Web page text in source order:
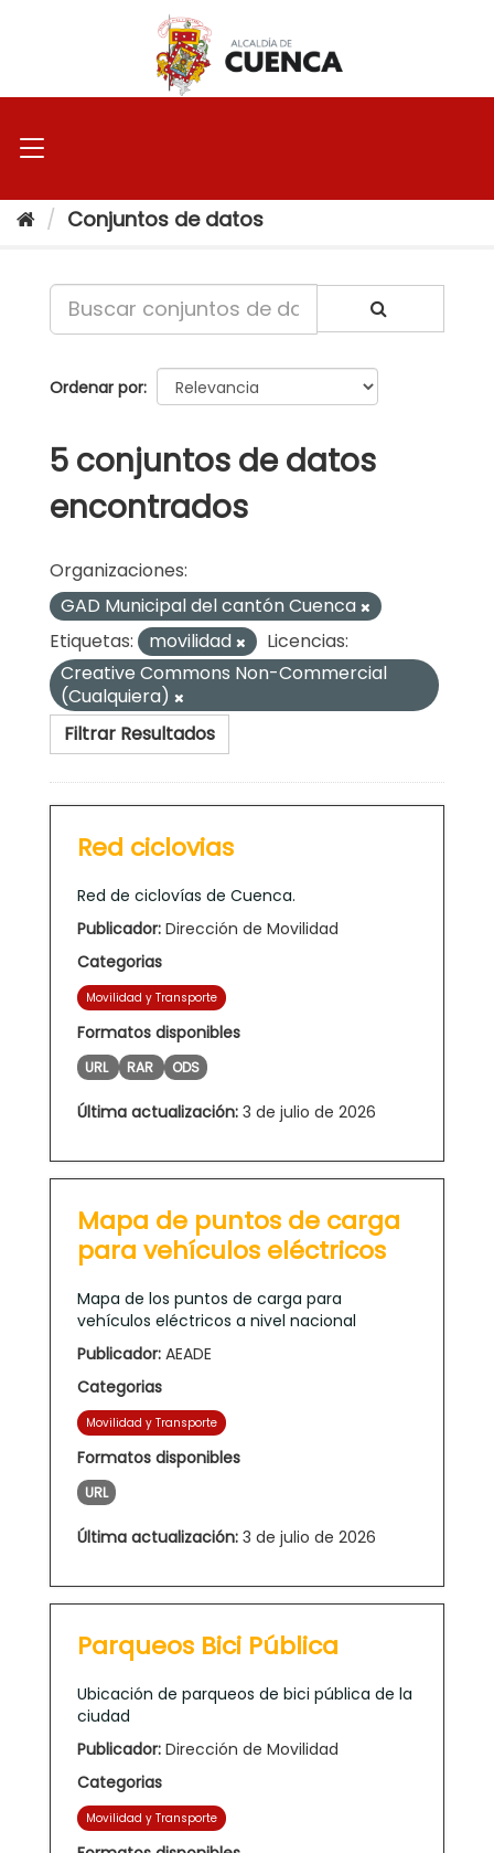
Conjuntos de datos
Ordenar por
5 conjuntos de datos
encontrados
Organizaciones:
GAD Municipal del cantón Cuenca
Etiquetas:
movilidad
Licencias:
Creative Commons Non-Commercial
(Cualquiera)
Filtrar Resultados
Red ciclovias
Red de ciclovías de Cuenca.
Publicador: Dirección de Movilidad
Categorias
Movilidad y Transporte
Formatos disponibles
URL RAR ODS
Última actualización: 3 de julio de 2026
Mapa de puntos de carga
para vehículos eléctricos
Mapa de los puntos de carga para
vehículos eléctricos a nivel nacional
Publicador: AEADE
Categorias
Movilidad y Transporte
Formatos disponibles
URL
Última actualización: 3 de julio de 2026
Parqueos Bici Pública
Ubicación de parqueos de bici pública de la
ciudad
Publicador: Dirección de Movilidad
Categorias
Movilidad y Transporte